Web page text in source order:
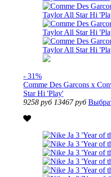
- 31%
Comme Des Garcons x
Star Hi 'Play'
9258 руб 13467 руб